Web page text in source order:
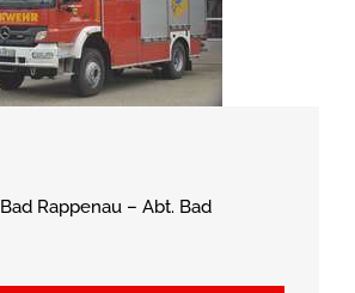
Bad Rappenau – Abt. Bad